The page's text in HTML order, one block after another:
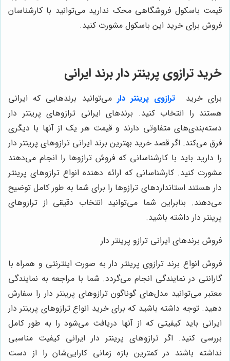
قیمت باسکول فروشگاهی محک ندارید می‌توانید با کارشناسان
فروش برای خرید این باسکول مشورت کنید.
خرید ترازوی پرینتر دار برند ایرانی
برای خرید ترازوی پرینتر دار می‌توانید برندهایی که ایرانی
هستند را انتخاب کنید. برندهای ایرانی ترازوهای پرینتر دار
دسته‌بندی‌های متفاوتی دارند و قیمت هر یک از آنها با دیگری
فرق می‌کند. اگر قصد خرید بهترین برند ایرانی ترازوهای پرینتر دار
را دارید باید با کارشناسانی که فروش ترازوها را انجام می‌دهند
مشورت کنید. کارشناسانی که ارائه دهنده انواع ترازوهای پرینتر
دار هستند استانداردهای ترازوها را برای شما به طور کامل توضیح
می‌دهند. بنابراین شما می‌توانید انتخاب دقیقی از ترازوهای
پرینتر دار داشته باشید.
فروش برندهای ایرانی ترازو پرینتر دار
فروش انواع برند ترازوی پرینتر دار به صورت اینترنتی و همراه با
گارانتی در نمایندگی انجام می‌گردد. شما با مراجعه به نمایندگی
معتبر می‌توانید مدل‌های گوناگون ترازوهای پرینتر دار را سفارش
دهید. توجه داشته باشید که برای خرید انواع ترازوهای پرینتر دار
ایرانی باید کیفیتی که از آنها دریافت می‌شود را به طور کامل
بررسی کنید. اگر ترازوهای پرینتر دار ایرانی کیفیت مناسبی
نداشته باشند در کمترین بازه زمانی کارایی‌شان را از دست